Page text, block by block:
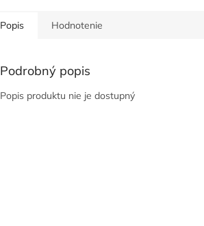
Popis Hodnotenie
Podrobný popis
Popis produktu nie je dostupný